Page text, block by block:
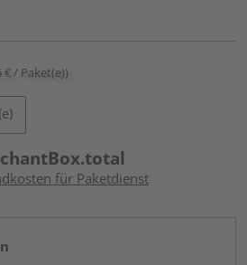
€ / Paket(e))
für Paketdienst